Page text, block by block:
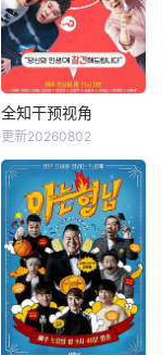
全知干预视角
全炫茂
《全知干预视角 》
为韩国MBC于201
7年11月29日与30
日，试播的全新综
艺节目，由李英
子、金生珉、全炫
茂、宋恩伊、梁世
全知干预视角
更新20260802